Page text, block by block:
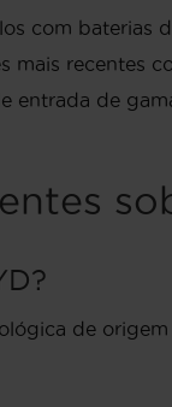
com baterias
mais recentes
entrada de
de